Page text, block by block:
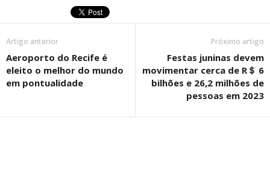
Artigo anterior
Aeroporto do Recife é
eleito o melhor do mundo
em pontualidade
Próximo artigo
Festas juninas devem
movimentar cerca de R＄ 6
bilhões e 26,2 milhões de
pessoas em 2023